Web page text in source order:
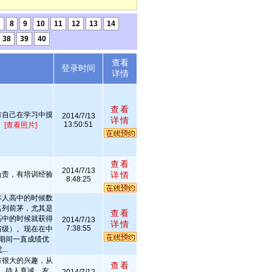
8 9 10 11 12 13
14
38
39 40
登录时间
查看
详情
己在学习中摸
[查看照片]
2014/7/13
13:50:51
查看
详情
，有培训经验
2014/7/13
8:48:25
查看
详情
高中的时候数
前茅，尤其是
的时候就获得
）。现在在中
间一直成绩优
...
2014/7/13
7:38:55
查看
详情
大的兴趣，从
查看